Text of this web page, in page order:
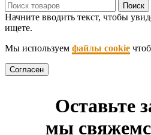
Поиск
Начните вводить текст, чтобы
ищете.
Мы используем файлы cookie
Согласен
Оставьте
мы